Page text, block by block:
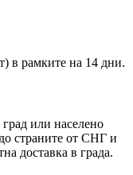
в рамките на 14 дни.
или населено
страните от СНГ и
доставка в града.